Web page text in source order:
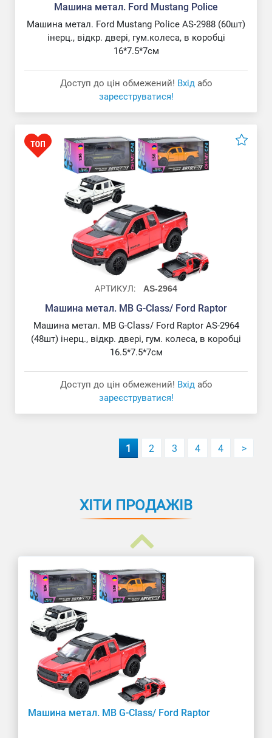
Машина метал. Ford Mustang Police
Машина метал. Ford Mustang Police AS-2988 (60шт)
інерц., відкр. двері, гум.колеса, в коробці
16*7.5*7см
Доступ до цін обмежений! Вхід або
зареєструватися!
АРТИКУЛ: AS-2964
Машина метал. MB G-Class/ Ford Raptor
Машина метал. MB G-Class/ Ford Raptor AS-2964
(48шт) інерц., відкр. двері, гум. колеса, в коробці
16.5*7.5*7см
Доступ до цін обмежений! Вхід або
зареєструватися!
1 2 3 4 4 >
ХІТИ ПРОДАЖІВ
Машина метал. Lamborghini Urus
Машина метал. MB G-Class/ Ford Raptor
Машина метал. Lamborghini
Машина метал. MB G-Class AMG